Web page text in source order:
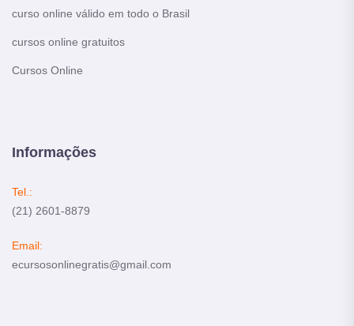
curso online válido em todo o Brasil
cursos online gratuitos
Cursos Online
Informações
Tel.:
(21) 2601-8879
Email:
ecursosonlinegratis@gmail.com